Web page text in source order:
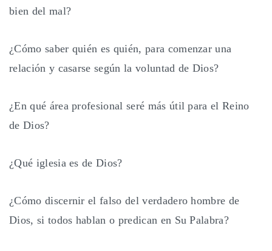
bien del mal?
¿Cómo saber quién es quién, para comenzar una
relación y casarse según la voluntad de Dios?
¿En qué área profesional seré más útil para el Reino
de Dios?
¿Qué iglesia es de Dios?
¿Cómo discernir el falso del verdadero hombre de
Dios, si todos hablan o predican en Su Palabra?